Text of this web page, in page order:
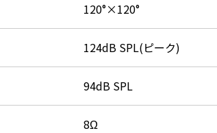
120°×120°
124dB SPL(ピーク)
94dB SPL
8Ω